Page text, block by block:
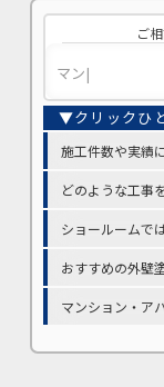
ご
施工件数や実績
どのような工事
ショールームで
おすすめの外壁
マンション・ア